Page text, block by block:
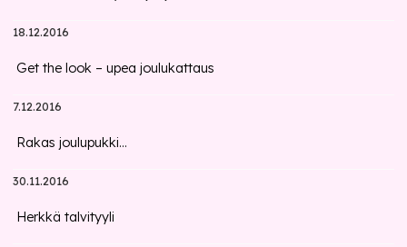
18.12.2016
Get the look – upea joulukattaus
7.12.2016
Rakas joulupukki...
30.11.2016
Herkkä talvityyli